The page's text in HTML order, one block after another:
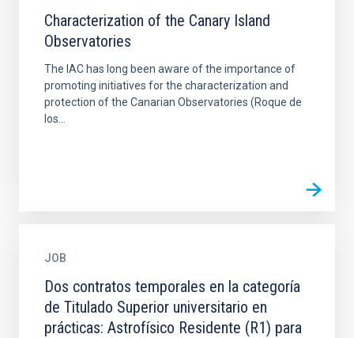
Characterization of the Canary Island
Observatories
The IAC has long been aware of the importance of
promoting initiatives for the characterization and
protection of the Canarian Observatories (Roque de
los...
JOB
Dos contratos temporales en la categoría
de Titulado Superior universitario en
prácticas: Astrofísico Residente (R1) para